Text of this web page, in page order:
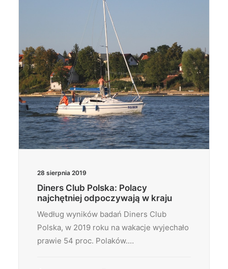
28 sierpnia 2019
Diners Club Polska: Polacy
najchętniej odpoczywają w kraju
Według wyników badań Diners Club
Polska, w 2019 roku na wakacje wyjechało
prawie 54 proc. Polaków.…